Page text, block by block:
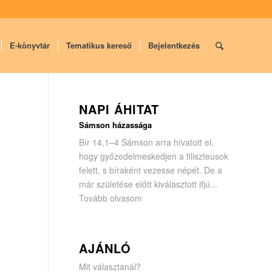
E-könyvtár Tematikus kereső Bejelentkezés
NAPI ÁHITAT
Sámson házassága
Bír 14,1–4 Sámson arra hívatott el,
hogy győzedelmeskedjen a filisz­teusok
felett, s bíraként vezesse népét. De a
már születése előtt kiválasztott ifjú...
Tovább olvasom
AJÁNLÓ
Mit választanál?